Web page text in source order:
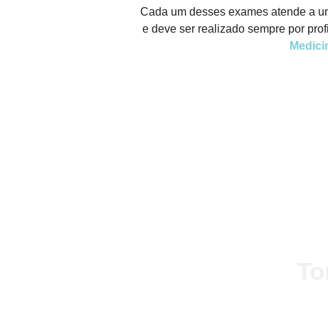
Cada um desses exames atende a
e deve ser realizado sempre por